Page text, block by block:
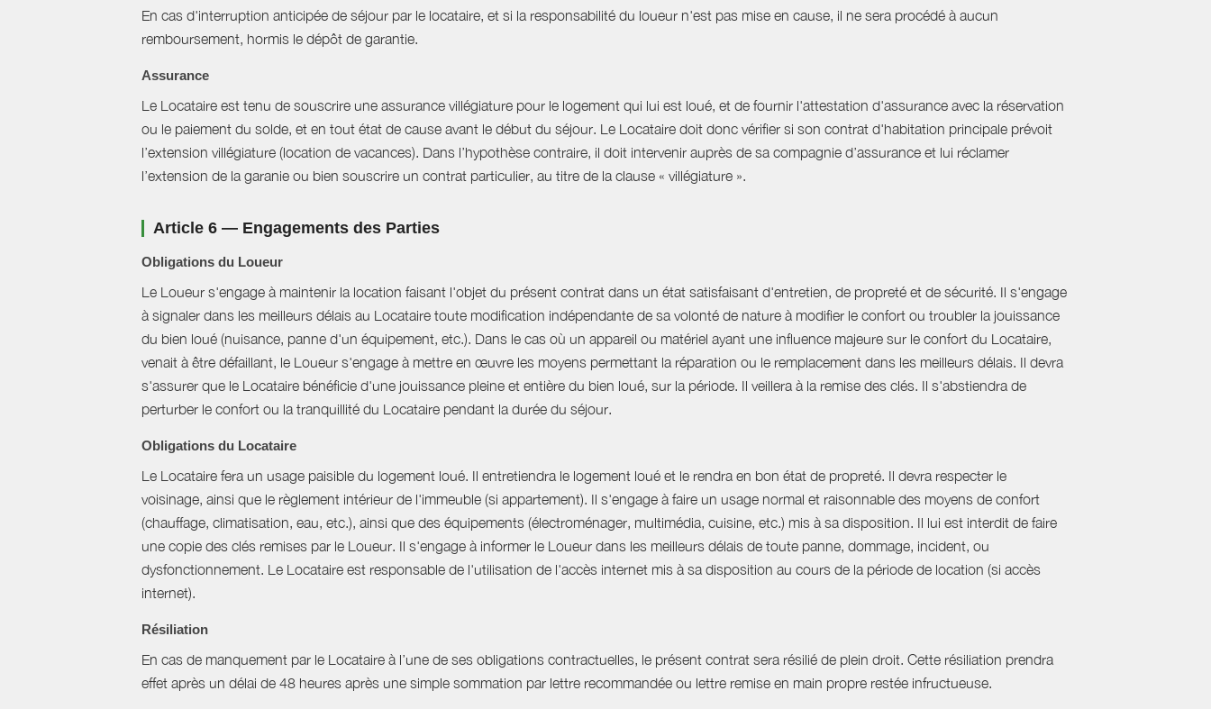
En cas d'interruption anticipée de séjour par le locataire, et si la responsabilité du loueur n'est pas mise en cause, il ne sera procédé à aucun
remboursement, hormis le dépôt de garantie.
Assurance
Le Locataire est tenu de souscrire une assurance villégiature pour le logement qui lui est loué, et de fournir l'attestation d'assurance avec la réservation
ou le paiement du solde, et en tout état de cause avant le début du séjour. Le Locataire doit donc vérifier si son contrat d'habitation principale prévoit
l’extension villégiature (location de vacances). Dans l’hypothèse contraire, il doit intervenir auprès de sa compagnie d’assurance et lui réclamer
l’extension de la garanie ou bien souscrire un contrat particulier, au titre de la clause « villégiature ».
Article 6 — Engagements des Parties
Obligations du Loueur
Le Loueur s'engage à maintenir la location faisant l'objet du présent contrat dans un état satisfaisant d'entretien, de propreté et de sécurité. Il s'engage
à signaler dans les meilleurs délais au Locataire toute modification indépendante de sa volonté de nature à modifier le confort ou troubler la jouissance
du bien loué (nuisance, panne d'un équipement, etc.). Dans le cas où un appareil ou matériel ayant une influence majeure sur le confort du Locataire,
venait à être défaillant, le Loueur s'engage à mettre en œuvre les moyens permettant la réparation ou le remplacement dans les meilleurs délais. Il devra
s'assurer que le Locataire bénéficie d'une jouissance pleine et entière du bien loué, sur la période. Il veillera à la remise des clés. Il s'abstiendra de
perturber le confort ou la tranquillité du Locataire pendant la durée du séjour.
Obligations du Locataire
Le Locataire fera un usage paisible du logement loué. Il entretiendra le logement loué et le rendra en bon état de propreté. Il devra respecter le
voisinage, ainsi que le règlement intérieur de l'immeuble (si appartement). Il s'engage à faire un usage normal et raisonnable des moyens de confort
(chauffage, climatisation, eau, etc.), ainsi que des équipements (électroménager, multimédia, cuisine, etc.) mis à sa disposition. Il lui est interdit de faire
une copie des clés remises par le Loueur. Il s'engage à informer le Loueur dans les meilleurs délais de toute panne, dommage, incident, ou
dysfonctionnement. Le Locataire est responsable de l'utilisation de l'accès internet mis à sa disposition au cours de la période de location (si accès
internet).
Résiliation
En cas de manquement par le Locataire à l’une de ses obligations contractuelles, le présent contrat sera résilié de plein droit. Cette résiliation prendra
effet après un délai de 48 heures après une simple sommation par lettre recommandée ou lettre remise en main propre restée infructueuse.